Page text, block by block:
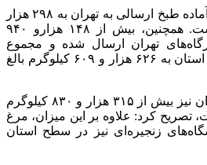
به گفته جعفری، جمع مرغ آماده طبخ ارسالی به تهران به ۲۹۸ هزار
و ۶۴۱ کیلوگرم رسیده است. همچنین، بیش از ۱۴۸ هزارو ۹۴۰
تهران ارسال شده و مجموع
گوشت مرغ ارسالی به این استان به ۶۲۶ هزار و ۶۰۹ کیلوگرم بالغ
وی با اعلام اینکه در مازندران نیز بیش از ۳۱۵ هزار و ۸۳۰ کیلوگرم
کرد: علاوه بر این میزان، مرغ
زنجیره‌ای نیز در سطح استان